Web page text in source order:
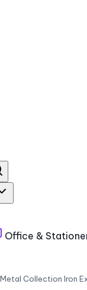
Office &
Collection Iron